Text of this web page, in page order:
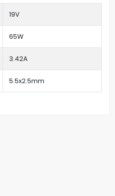
19V
65W
3.42A
5.5x2.5mm